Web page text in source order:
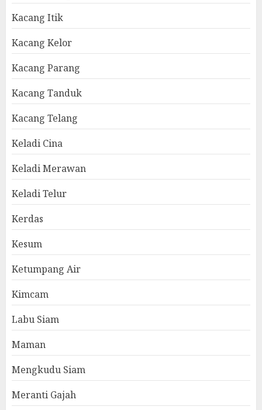
Kacang Itik
Kacang Kelor
Kacang Parang
Kacang Tanduk
Kacang Telang
Keladi Cina
Keladi Merawan
Keladi Telur
Kerdas
Kesum
Ketumpang Air
Kimcam
Labu Siam
Maman
Mengkudu Siam
Meranti Gajah